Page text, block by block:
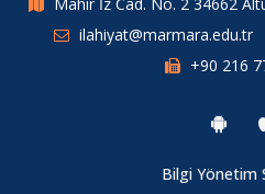
ilahiyat@marmara.edu.tr
+90 216
Bilgi Yönetim